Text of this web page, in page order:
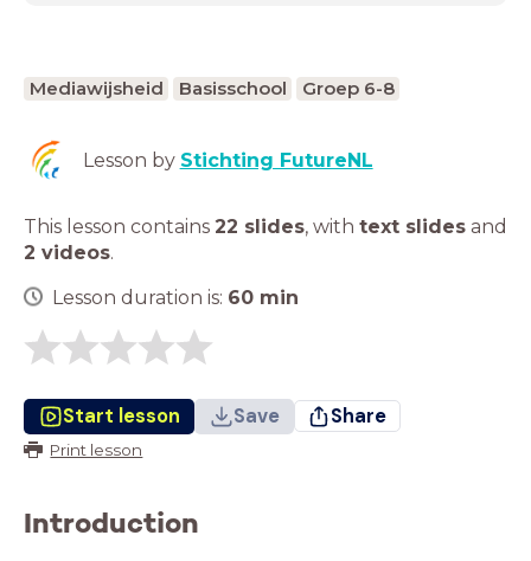
Mediawijsheid Basisschool Groep 6-8
Lesson by Stichting FutureNL
This lesson contains 22 slides, with text slides and
2 videos.
Lesson duration is: 60 min
Start lesson Save Share
Print lesson
Introduction